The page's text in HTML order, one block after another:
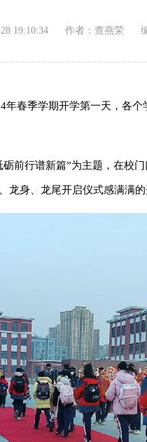
19:10:34 作者：查燕荣
春季学期开学第一天，各
前行谱新篇”为主题，在校
身、龙尾开启仪式感满满的